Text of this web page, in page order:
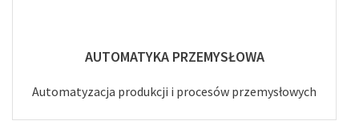
AUTOMATYKA PRZEMYSŁOWA
Automatyzacja produkcji i procesów przemysłowych